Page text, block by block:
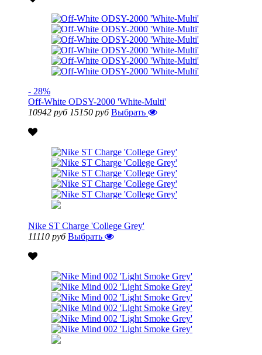
- 28%
Off-White ODSY-2000 'White-Multi'
10942 руб 15150 руб Выбрать
Nike ST Charge 'College Grey'
11110 руб Выбрать